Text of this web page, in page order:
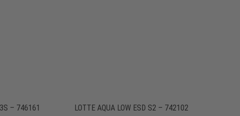
– 746161 LOTTE AQUA LOW ESD S2 – 742102